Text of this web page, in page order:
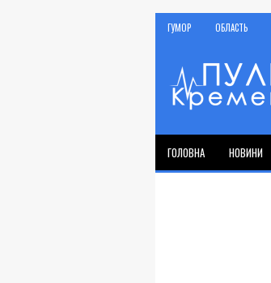
ГУМОР ОБЛАСТЬ
ГОЛОВНА НОВИНИ